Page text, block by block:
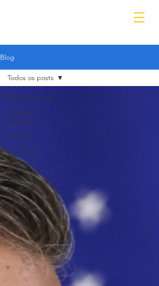
Blog
Todos os posts
Notas e
Relatórios
Artigos
Economia
Política
Geopolítica e
Defesa
Editorial
Justiça e
Segurança
Todos os posts